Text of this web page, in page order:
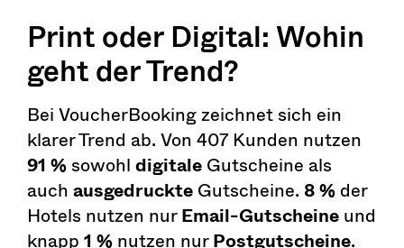
Print oder Digital: Wohin
geht der Trend?
Bei VoucherBooking zeichnet sich ein
klarer Trend ab. Von 407 Kunden nutzen
91 %sowohldigitaleGutscheine als
auchausgedruckteGutscheine. 8 %der
Hotels nutzen nurEmail-Gutscheineund
knapp1 %nutzen nurPostgutscheine.